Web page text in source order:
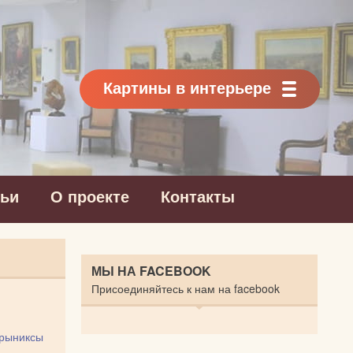
Картины в интерьере
О проекте Контакты
МЫ НА FACEBOOK
Присоединяйтесь к нам на facebook